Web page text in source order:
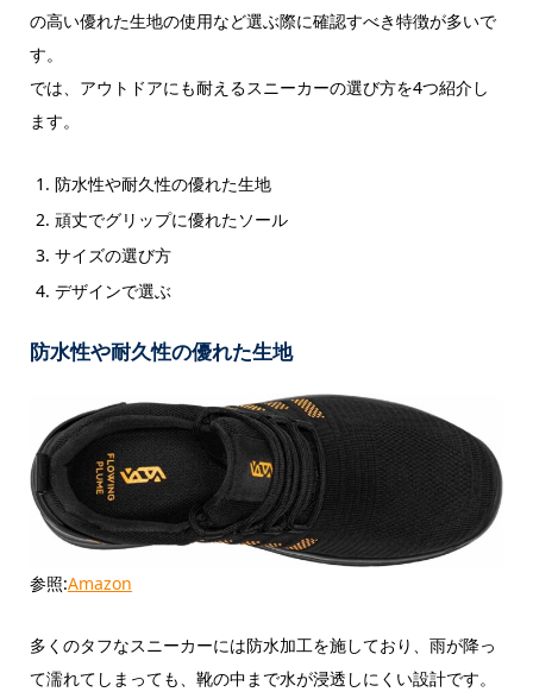
の高い優れた生地の使用など選ぶ際に確認すべき特徴が多いで
す。
では、アウトドアにも耐えるスニーカーの選び方を4つ紹介し
ます。
防水性や耐久性の優れた生地
頑丈でグリップに優れたソール
サイズの選び方
デザインで選ぶ
防水性や耐久性の優れた生地
参照:Amazon
多くのタフなスニーカーには防水加工を施しており、雨が降っ
て濡れてしまっても、靴の中まで水が浸透しにくい設計です。